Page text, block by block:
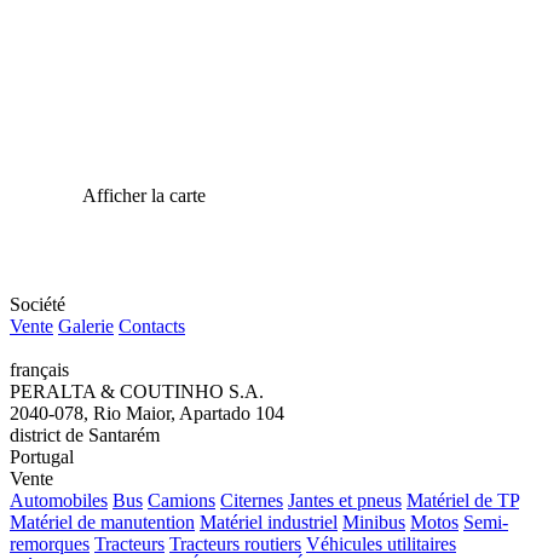
Afficher la carte
Société
Vente Galerie Contacts
français
PERALTA & COUTINHO S.A.
2040-078, Rio Maior, Apartado 104
district de Santarém
Portugal
Vente
Automobiles Bus Camions Citernes Jantes et pneus Matériel de TP
Matériel de manutention Matériel industriel Minibus Motos Semi-
remorques Tracteurs Tracteurs routiers Véhicules utilitaires